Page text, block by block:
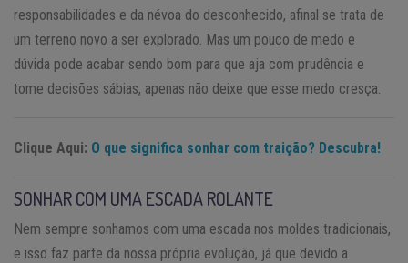
responsabilidades e da névoa do desconhecido, afinal se trata de
um terreno novo a ser explorado. Mas um pouco de medo e
dúvida pode acabar sendo bom para que aja com prudência e
tome decisões sábias, apenas não deixe que esse medo cresça.
Clique Aqui: O que significa sonhar com traição? Descubra!
SONHAR COM UMA ESCADA ROLANTE
Nem sempre sonhamos com uma escada nos moldes tradicionais,
e isso faz parte da nossa própria evolução, já que devido a